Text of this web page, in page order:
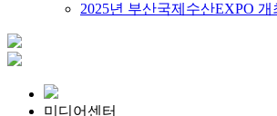
2025년 부산국제수산EXPO 개
미디어센터